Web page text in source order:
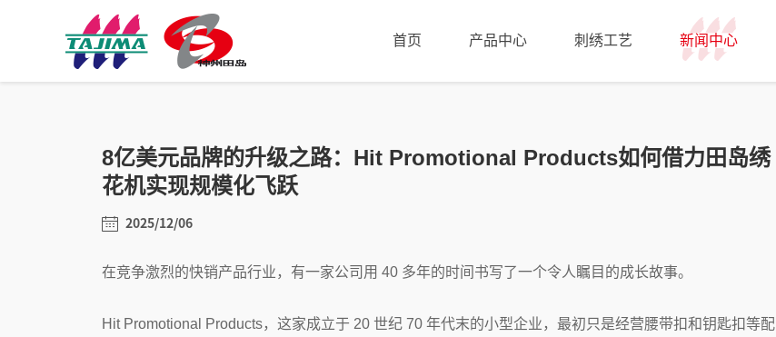
首页 产品中心 刺绣工艺 新闻中心
8亿美元品牌的升级之路：Hit Promotional Products如何借力田岛绣
花机实现规模化飞跃
2025/12/06
在竞争激烈的快销产品行业，有一家公司用 40 多年的时间书写了一个令人瞩目的成长故事。
Hit Promotional Products，这家成立于 20 世纪 70 年代末的小型企业，最初只是经营腰带扣和钥匙扣等配